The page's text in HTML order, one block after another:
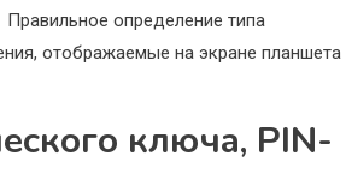
определение типа
отображаемые на экране планшета
ключа, PIN-